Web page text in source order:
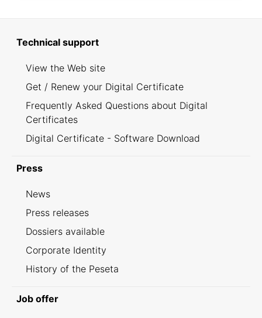
Technical support
View the Web site
Get / Renew your Digital Certificate
Frequently Asked Questions about Digital
Certificates
Digital Certificate - Software Download
Press
News
Press releases
Dossiers available
Corporate Identity
History of the Peseta
Job offer